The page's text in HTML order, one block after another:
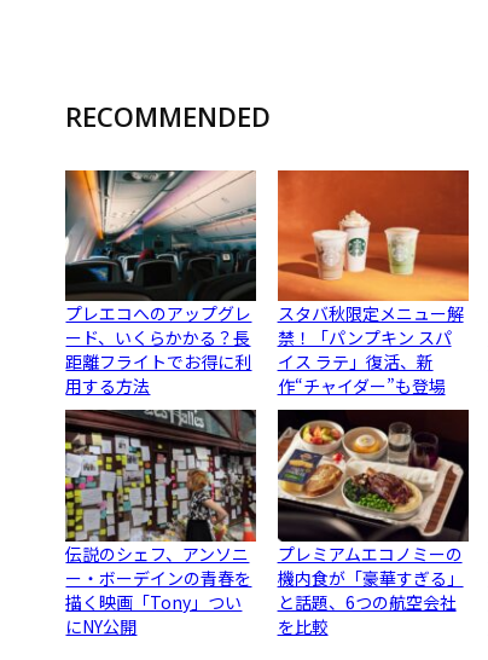
RECOMMENDED
プレエコへのアップグレ
ード、いくらかかる？長
距離フライトでお得に利
用する方法
スタバ秋限定メニュー解
禁！「パンプキン スパ
イス ラテ」復活、新
作“チャイダー”も登場
伝説のシェフ、アンソニ
ー・ボーデインの青春を
描く映画「Tony」つい
にNY公開
プレミアムエコノミーの
機内食が「豪華すぎる」
と話題、6つの航空会社
を比較